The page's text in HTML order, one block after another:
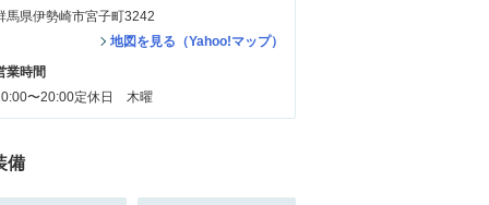
馬県伊勢崎市宮子町3242
地図を見る（Yahoo!マップ）
業時間
〜20:00定休日 木曜
備